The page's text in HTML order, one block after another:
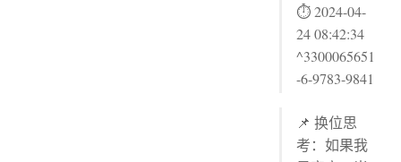
⏱ 2024-04-
24 08:42:34
^3300065651
-6-9783-9841
📌 换位思
考：如果我